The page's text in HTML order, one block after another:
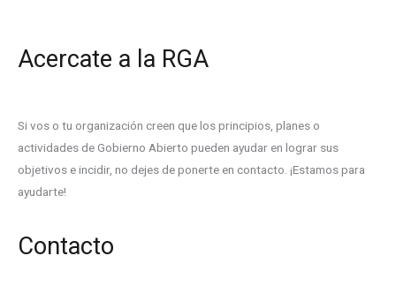
Acercate a la RGA
Si vos o tu organización creen que los principios, planes o
actividades de Gobierno Abierto pueden ayudar en lograr sus
objetivos e incidir, no dejes de ponerte en contacto. ¡Estamos para
ayudarte!
Contacto